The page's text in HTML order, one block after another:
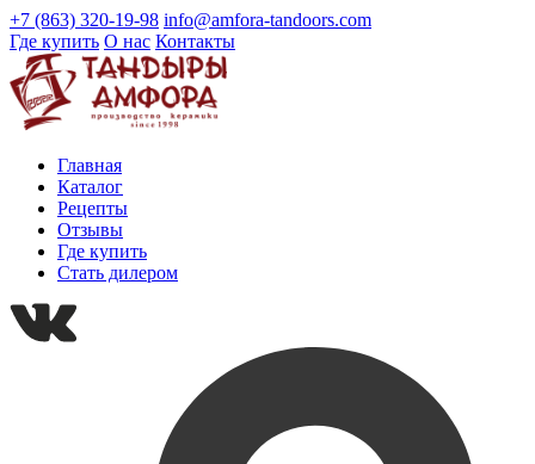
+7 (863) 320-19-98 info@amfora-tandoors.com
Где купить О нас Контакты
Главная
Каталог
Рецепты
Отзывы
Где купить
Стать дилером